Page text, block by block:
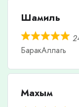
Шамиль
БаракАллагь
Махым